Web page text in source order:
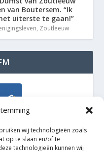
wij technologieën zoals
op te slaan en/of te
technologieën kunnen wij
van Boutersem. “Ik
uiterste te gaan!”
, Zoutleeuw